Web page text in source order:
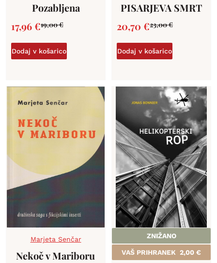
Pozabljena
19,00€
17,96€
Dodaj v košarico
PISARJEVA SMRT
23,00€
20,70 €
Dodaj v košarico
Marjeta Senčar
Nekoč v Mariboru
ZNIŽANO
VAŠ PRIHRANEK 2,00 €